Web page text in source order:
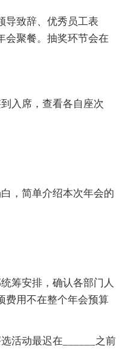
导致辞、优秀员工表
会聚餐。抽奖环节会在
入席，查看各自座次
，简单介绍本次年会的
筹安排，确认各部门人
费用不在整个年会预算
活动最迟在______之前